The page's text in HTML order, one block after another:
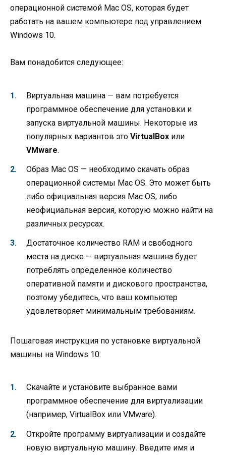
операционной системой Mac OS, которая будет
работать на вашем компьютере под управлением
Windows 10.
Вам понадобится следующее:
Виртуальная машина — вам потребуется
программное обеспечение для установки и
запуска виртуальной машины. Некоторые из
популярных вариантов это VirtualBox или
VMware.
Образ Mac OS — необходимо скачать образ
операционной системы Mac OS. Это может быть
либо официальная версия Mac OS, либо
неофициальная версия, которую можно найти на
различных ресурсах.
Достаточное количество RAM и свободного
места на диске — виртуальная машина будет
потреблять определенное количество
оперативной памяти и дискового пространства,
поэтому убедитесь, что ваш компьютер
удовлетворяет минимальным требованиям.
Пошаговая инструкция по установке виртуальной
машины на Windows 10:
Скачайте и установите выбранное вами
программное обеспечение для виртуализации
(например, VirtualBox или VMware).
Откройте программу виртуализации и создайте
новую виртуальную машину. Введите имя и